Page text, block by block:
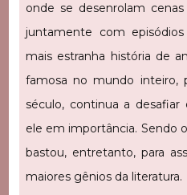
onde se desenrolam
juntamente com
mais estranha história de
famosa no mundo inteiro,
século, continua a
ele em importância. Sendo
bastou, entretanto, para
maiores gênios da literatura.